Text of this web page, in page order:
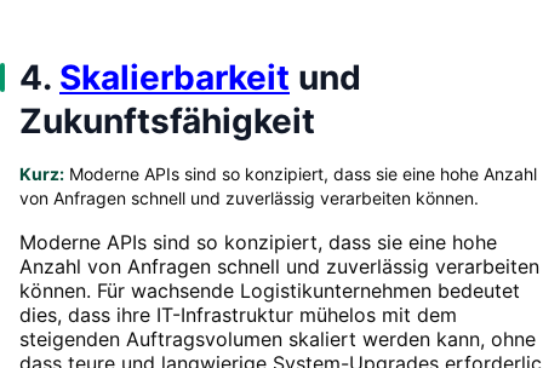
4. Skalierbarkeit und
Zukunftsfähigkeit
Kurz: Moderne APIs sind so konzipiert, dass sie eine hohe Anzahl
von Anfragen schnell und zuverlässig verarbeiten können.
Moderne APIs sind so konzipiert, dass sie eine hohe
Anzahl von Anfragen schnell und zuverlässig verarbeiten
können. Für wachsende Logistikunternehmen bedeutet
dies, dass ihre IT-Infrastruktur mühelos mit dem
steigenden Auftragsvolumen skaliert werden kann, ohne
dass teure und langwierige System-Upgrades